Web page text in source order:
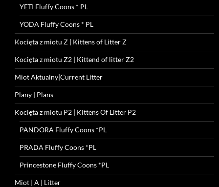
YETI Fluffy Coons * PL
YODA Fluffy Coons * PL
Kocięta z miotu Z | Kittens of Litter Z
Kocięta z miotu Z2 | Kittend of litter Z2
Miot Aktualny|Current Litter
Plany | Plans
Kocięta z miotu P2 | Kittens Of Litter P2
PANDORA Fluffy Coons *PL
PRADA Fluffy Coons *PL
Princestone Fluffy Coons *PL
Miot | A | Litter